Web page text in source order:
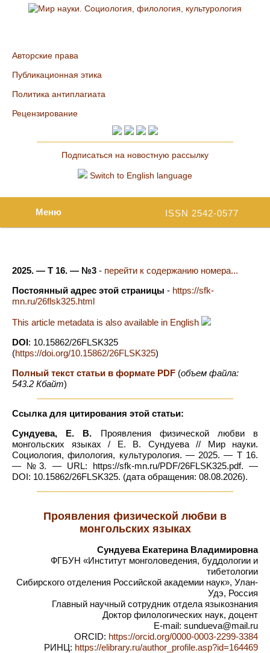
Авторские права
Публикационная этика
Политика антиплагиата
Рецензирование
Подписаться на новостную рассылку
Switch to English language
ISSN 2542-0577
Меню
2025. — Т 16. — №3 - перейти к содержанию номера...
Постоянный адрес этой страницы - https://sfk-
mn.ru/26flsk325.html
This article metadata is also available in English
DOI: 10.15862/26FLSK325
(https://doi.org/10.15862/26FLSK325)
Полный текст статьи в формате PDF (объем файла:
543.2 Кбайт)
Ссылка для цитирования этой статьи:
Сундуева, Е. В. Проявления физической любви в
монгольских языках / Е. В. Сундуева // Мир науки.
Социология, филология, культурология. — 2025. — Т 16.
— №3. — URL: https://sfk-mn.ru/PDF/26FLSK325.pdf. —
DOI: 10.15862/26FLSK325. (дата обращения: 08.08.2026).
Проявления физической любви в
монгольских языках
Сундуева Екатерина Владимировна
ФГБУН «Институт монголоведения, буддологии и
тибетологии
Сибирского отделения Российской академии наук», Улан-
Удэ, Россия
Главный научный сотрудник отдела языкознания
Доктор филологических наук, доцент
E-mail: sundueva@mail.ru
ORCID: https://orcid.org/0000-0003-2299-3384
РИНЦ: https://elibrary.ru/author_profile.asp?id=164469